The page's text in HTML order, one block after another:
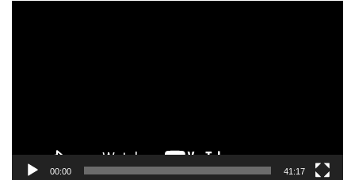
00:00 41:17